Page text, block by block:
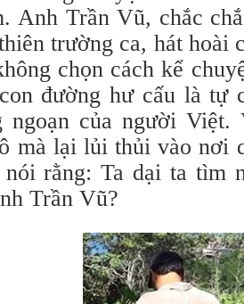
Anh Trần Vũ, chắc
trường ca, hát hoài
chọn cách kể
đường hư cấu là tự
ngoạn của người
mà lại lủi thủi vào nơi
rằng: Ta dại ta tìm
Trần Vũ?